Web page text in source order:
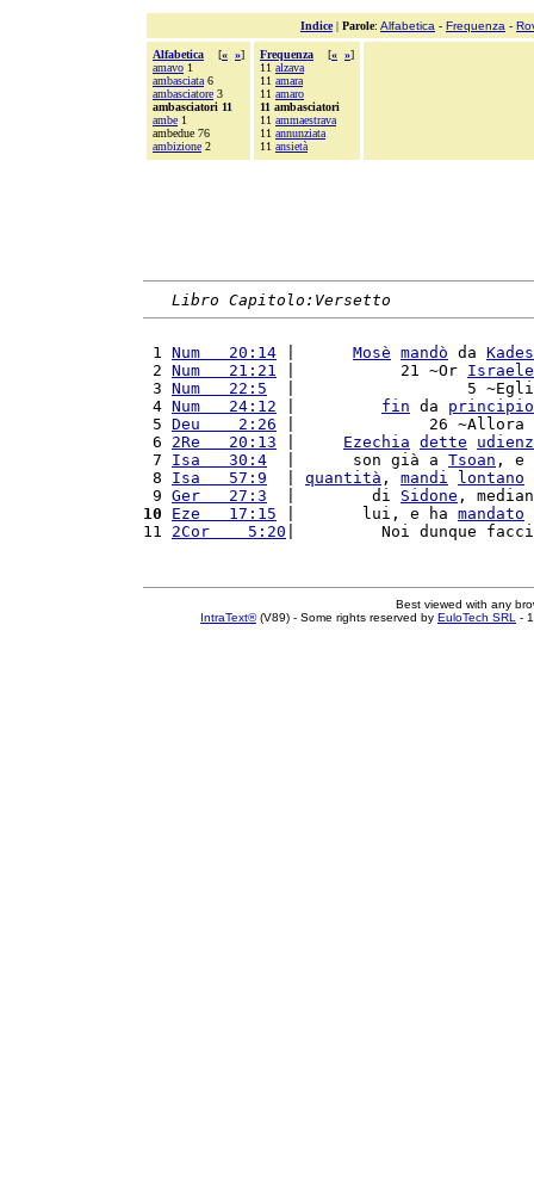
Indice| Parole: Alfabetica - Frequenza -
Alfabetica [« »]
amavo 1
ambasciata 6
ambasciatore 3
ambasciatori 11
ambe 1
ambedue 76
ambizione 2
Frequenza [« »]
11 alzava
11 amara
11 amaro
11 ambasciatori
11 ammaestrava
11 annunziata
11 ansietà
Libro Capitolo:Versetto
1 Num   20:14 Mosè mandò da Kades
2 Num   21:21 |           21 ~Or Israele
3 Num   22:5
|                  5
4 Num   24:12 fin da principio
5 Deu    2:26 |              26 ~Allora
6 2Re   20:13 Ezechia dette
7 Isa   30:4
  |      son già a
Tsoan , e
8 Isa   57:9 quantità , mandi lontano
9 Ger   27:3
  |        di
Sidone ,
10
Eze   17:15 |       lui, e ha mandato
11 2Cor    5:20 |         Noi dunque
Best viewed with any
IntraText®(V89) - Some rights reserved by EuloTech SRL -